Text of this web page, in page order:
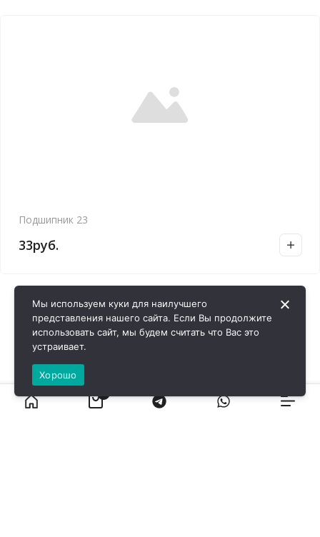
Подшипник 23
33руб.
Мы используем куки для наилучшего
представления нашего сайта. Если Вы продолжите
использовать сайт, мы будем считать что Вас это
устраивает.
Хорошо